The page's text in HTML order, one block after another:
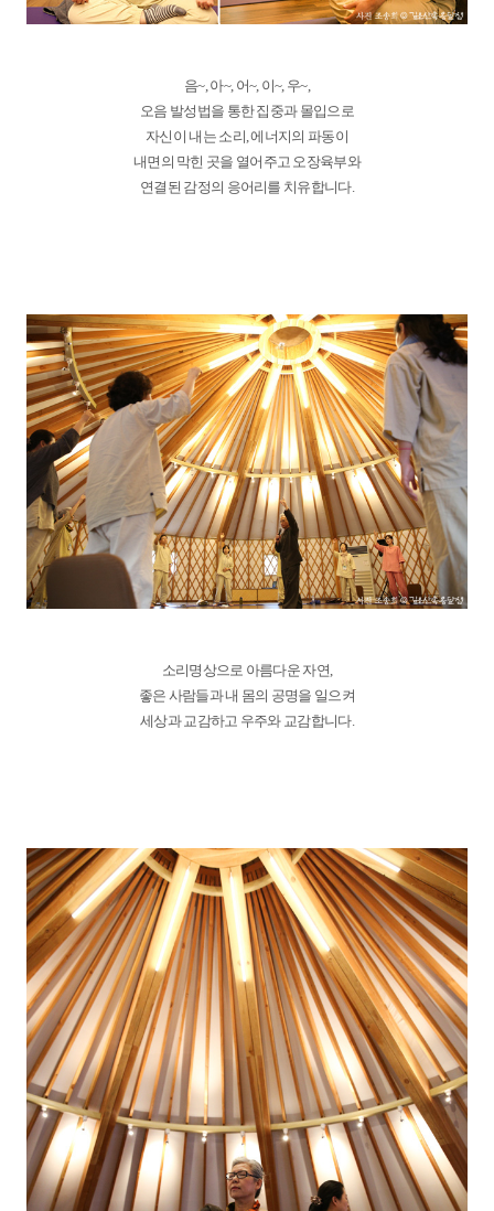
음~, 아~, 어~, 이~, 우~,
오음 발성법을 통한 집중과 몰입으로
자신이 내는 소리, 에너지의 파동이
내면의 막힌 곳을 열어주고 오장육부와
연결된 감정의 응어리를 치유합니다.
소리명상으로 아름다운 자연,
좋은 사람들과 내 몸의 공명을 일으켜
세상과 교감하고 우주와 교감합니다.